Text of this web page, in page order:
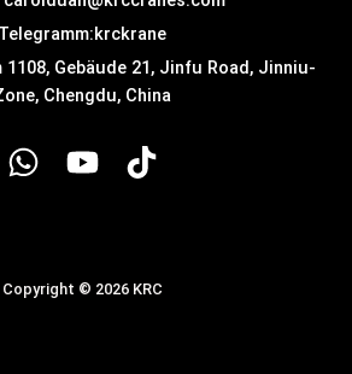
Telegramm:krckrane
1108, Gebäude 21, Jinfu Road, Jinniu-
Chengdu, China
Copyright © 2026 KRC